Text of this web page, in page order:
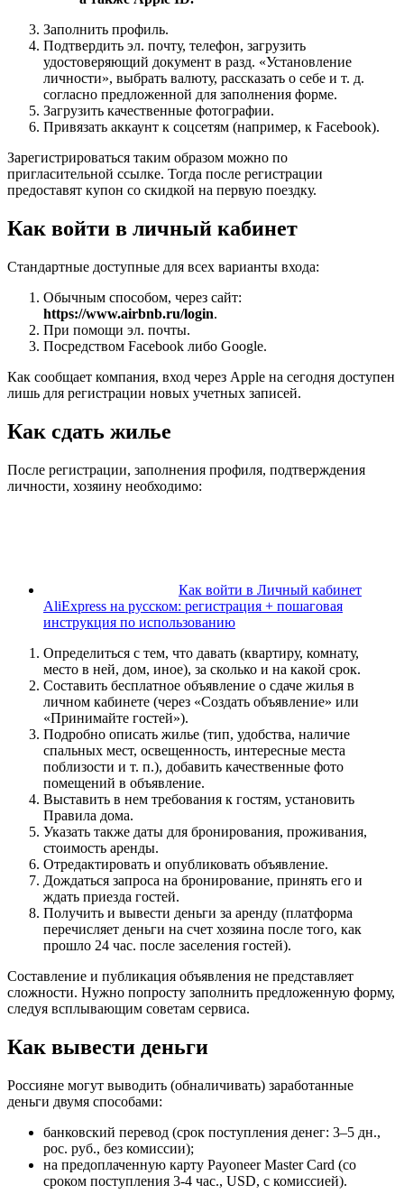
Заполнить профиль.
Подтвердить эл. почту, телефон, загрузить
удостоверяющий документ в разд. «Установление
личности», выбрать валюту, рассказать о себе и т. д.
согласно предложенной для заполнения форме.
Загрузить качественные фотографии.
Привязать аккаунт к соцсетям (например, к Facebook).
Зарегистрироваться таким образом можно по
пригласительной ссылке. Тогда после регистрации
предоставят купон со скидкой на первую поездку.
Как войти в личный кабинет
Стандартные доступные для всех варианты входа:
Обычным способом, через сайт:
https://www.airbnb.ru/login.
При помощи эл. почты.
Посредством Facebook либо Google.
Как сообщает компания, вход через Apple на сегодня доступен
лишь для регистрации новых учетных записей.
Как сдать жилье
После регистрации, заполнения профиля, подтверждения
личности, хозяину необходимо:
Как войти в Личный кабинет
AliExpress на русском: регистрация + пошаговая
инструкция по использованию
Определиться с тем, что давать (квартиру, комнату,
место в ней, дом, иное), за сколько и на какой срок.
Составить бесплатное объявление о сдаче жилья в
личном кабинете (через «Создать объявление» или
«Принимайте гостей»).
Подробно описать жилье (тип, удобства, наличие
спальных мест, освещенность, интересные места
поблизости и т. п.), добавить качественные фото
помещений в объявление.
Выставить в нем требования к гостям, установить
Правила дома.
Указать также даты для бронирования, проживания,
стоимость аренды.
Отредактировать и опубликовать объявление.
Дождаться запроса на бронирование, принять его и
ждать приезда гостей.
Получить и вывести деньги за аренду (платформа
перечисляет деньги на счет хозяина после того, как
прошло 24 час. после заселения гостей).
Составление и публикация объявления не представляет
сложности. Нужно попросту заполнить предложенную форму,
следуя всплывающим советам сервиса.
Как вывести деньги
Россияне могут выводить (обналичивать) заработанные
деньги двумя способами:
банковский перевод (срок поступления денег: 3–5 дн.,
рос. руб., без комиссии);
на предоплаченную карту Payoneer Master Card (со
сроком поступления 3-4 час., USD, с комиссией).